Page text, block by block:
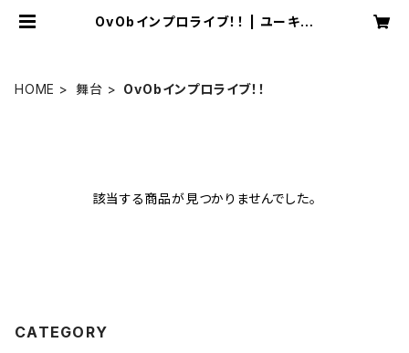
OvObインプロライブ！！ | ユーキー
HOME 舞台 OvObインプロライブ！！
該当する商品が見つかりませんでした。
CATEGORY